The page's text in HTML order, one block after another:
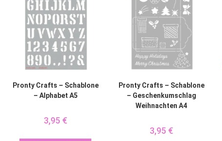
Pronty Crafts – Schablone
– Alphabet A5
3,95 €
Pronty Crafts – Schablone
– Geschenkumschlag
Weihnachten A4
3,95 €